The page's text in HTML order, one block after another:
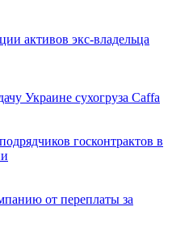
активов экс-владельца
Украине сухогруза Caffa
госконтрактов в
от переплаты за